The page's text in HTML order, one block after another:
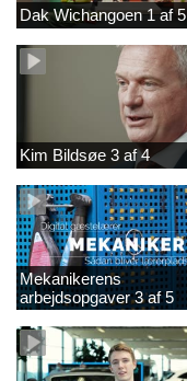
Dak Wichangoen 1 af 5
Kim Bildsøe 3 af 4
Mekanikerens
arbejdsopgaver 3 af 5
(lærepladssøgning)